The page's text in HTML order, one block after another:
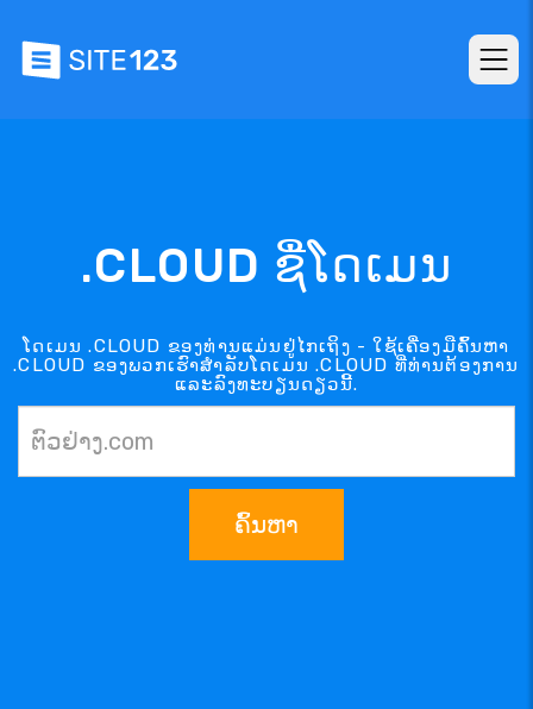
.CLOUD ຊື່ໂດເມນ
ໂດເມນ .CLOUD ຂອງທ່ານແມ່ນຢູ່ໄກເຖິງ - ໃຊ້ເຄື່ອງມືຄົ້ນຫາ
.CLOUD ຂອງພວກເຮົາສຳລັບໂດເມນ .CLOUD ທີ່ທ່ານຕ້ອງການ
ແລະລົງທະບຽນດຽວນີ້.
ຄົ້ນຫາ